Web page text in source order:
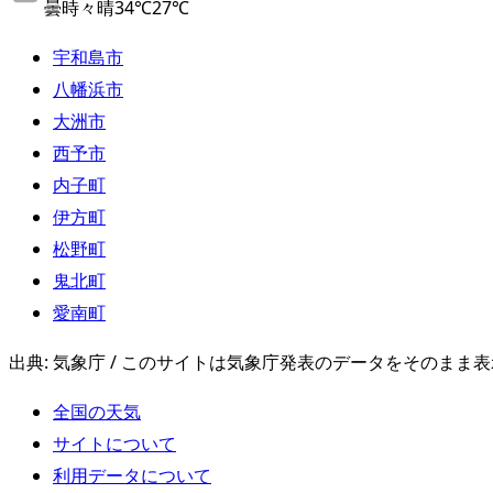
曇時々晴34℃27℃
宇和島市
八幡浜市
大洲市
西予市
内子町
伊方町
松野町
鬼北町
愛南町
出典: 気象庁 / このサイトは気象庁発表のデータをそのまま
全国の天気
サイトについて
利用データについて